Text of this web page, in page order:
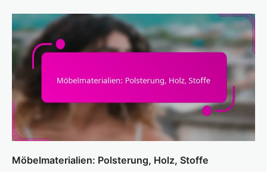
Möbelmaterialien: Polsterung, Holz, Stoffe